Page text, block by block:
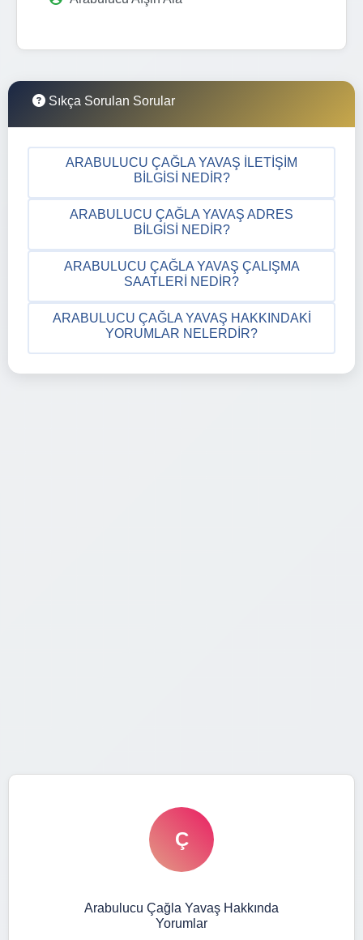
Sıkça Sorulan Sorular
ARABULUCU ÇAĞLA YAVAŞ İLETIŞIM
BILGISI NEDIR?
ARABULUCU ÇAĞLA YAVAŞ ADRES
BILGISI NEDIR?
ARABULUCU ÇAĞLA YAVAŞ ÇALIŞMA
SAATLERI NEDIR?
ARABULUCU ÇAĞLA YAVAŞ HAKKINDAKI
YORUMLAR NELERDIR?
Ç
Arabulucu Çağla Yavaş Hakkında
Yorumlar